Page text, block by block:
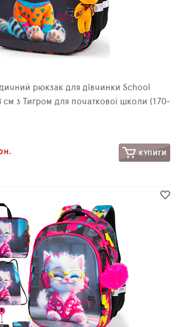
рюкзак для дівчинки School
см з Тигром для початкової школи (170-
КУПИТИ